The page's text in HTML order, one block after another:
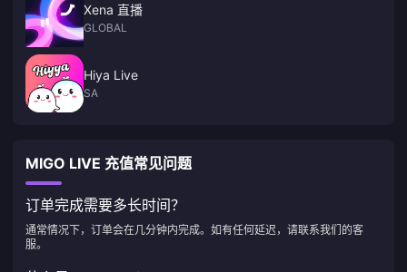
Xena 直播
GLOBAL
Hiya Live
SA
MIGO LIVE 充值常见问题
订单完成需要多长时间？
通常情况下，订单会在几分钟内完成。如有任何延迟，请联系我们的客
服。